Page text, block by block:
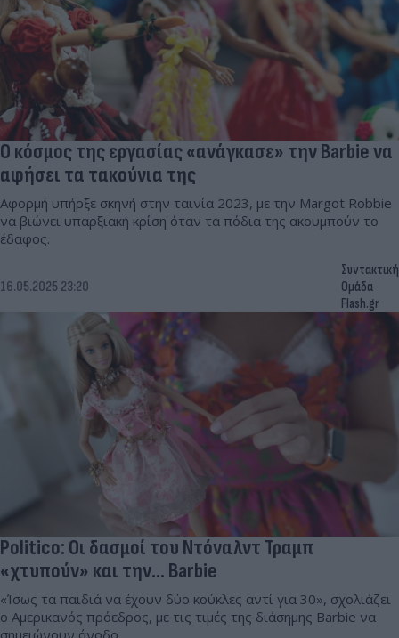
Ο κόσμος της εργασίας «ανάγκασε» την Barbie να
αφήσει τα τακούνια της
Αφορμή υπήρξε σκηνή στην ταινία 2023, με την Margot Robbie
να βιώνει υπαρξιακή κρίση όταν τα πόδια της ακουμπούν το
έδαφος.
16.05.2025 23:20
Συντακτική
Ομάδα
Flash.gr
Politico: Οι δασμοί του Ντόναλντ Τραμπ
«χτυπούν» και την... Barbie
«Ίσως τα παιδιά να έχουν δύο κούκλες αντί για 30», σχολιάζει
ο Αμερικανός πρόεδρος, με τις τιμές της διάσημης Barbie να
σημειώνουν άνοδο.